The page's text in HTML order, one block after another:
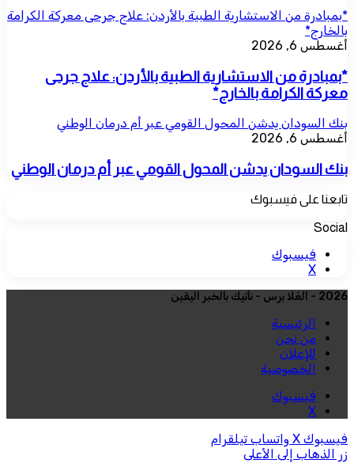
*بمبادرة من الاستشارية الطبية بالأردن: علاج جرحى معركة الكرامة
بالخارج*
أغسطس 6, 2026
*بمبادرة من الاستشارية الطبية بالأردن: علاج جرحى
معركة الكرامة بالخارج*
بنك السودان يدشن المحول القومي عبر أم درمان الوطني
أغسطس 6, 2026
بنك السودان يدشن المحول القومي عبر أم درمان الوطني
تابعنا على فيسبوك
Social
فيسبوك
‫X
2026 - العُلا برس - نأتيك بالخبر اليقين
الرئيسية
من نحن
للإعلان
الخصوصية
فيسبوك
‫X
فيسبوك ‫X واتساب تيلقرام
زر الذهاب إلى الأعلى